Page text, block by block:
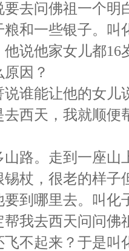
去问佛祖一个
和一些银子。叫
他家女儿都16
因？
能让他的女儿
西天，我就顺
。走到一座山
杖，很老的样
到哪里去。叫
我去西天问问佛
不起来？于是叫